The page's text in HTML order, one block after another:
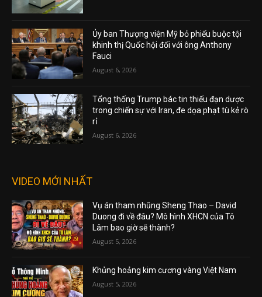
Ủy ban Thượng viện Mỹ bỏ phiếu buộc tội
khinh thị Quốc hội đối với ông Anthony
Fauci
August 6, 2026
Tổng thống Trump bác tin thiếu đạn dược
trong chiến sự với Iran, đe dọa phạt tù kẻ rò
rỉ
August 6, 2026
VIDEO MỚI NHẤT
Vụ án tham nhũng Sheng Thao – David
Duong đi về đâu? Mô hình XHCN của Tô
Lâm bao giờ sẽ thành?
August 5, 2026
Khủng hoảng kim cương vàng Việt Nam
August 5, 2026